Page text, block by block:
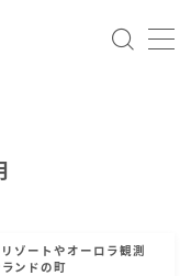
ゾートやオーロラ観測
ンドの町